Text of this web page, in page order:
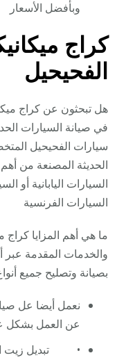
وبأفضل الأسعار
كراج
الفحيحيل
هل تبحثون عن كراج
في صيانة السيارات
سيارات الفحيحيل
الحديثة المصنعة من
السيارات اليابانية أو
السيارات الفرنسية
ما هي أهم المزايا كراج
والخدمات المقدمة
بصيانة وتصليح جميع
نعمل أيضا عل
عن العمل بشكل
• تبديل زيت